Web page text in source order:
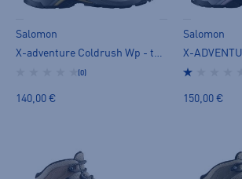
Salomon
X-adventure Coldrush Wp - talvivarsikengät
(0)
140,00 €
Salomon
150,00 €